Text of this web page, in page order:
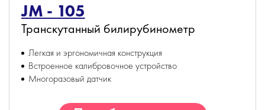
JM - 105
Транскутанный билирубинометр
Легкая и эргономичная конструкция
Встроенное калибровочное устройство
Многоразовый датчик